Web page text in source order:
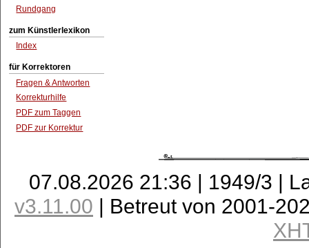
Rundgang
zum Künstlerlexikon
Index
für Korrektoren
Fragen & Antworten
Korrekturhilfe
PDF zum Taggen
PDF zur Korrektur
07.08.2026 21:36 | 1949/3 |
v3.11.00 | Betreut von 2001-